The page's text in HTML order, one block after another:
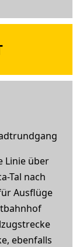
Linie über
Tal nach
Ausflüge
ebenfalls